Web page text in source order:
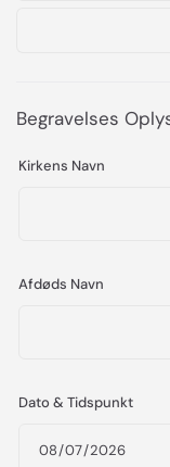
Begravelses
Kirkens Navn
Afdøds Navn
Dato & Tidspunkt